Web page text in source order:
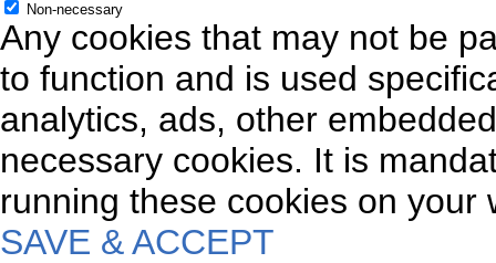
Non-necessary
Any cookies that may not be
to function and is used
analytics, ads, other
necessary cookies. It is
running these cookies on your
SAVE & ACCEPT